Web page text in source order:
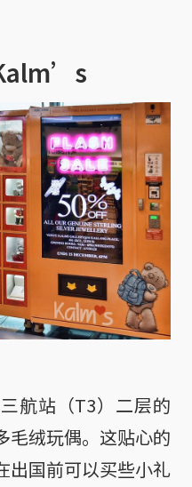
航站（T3）二层的
毛绒玩偶。这贴心的
出国前可以买些小礼